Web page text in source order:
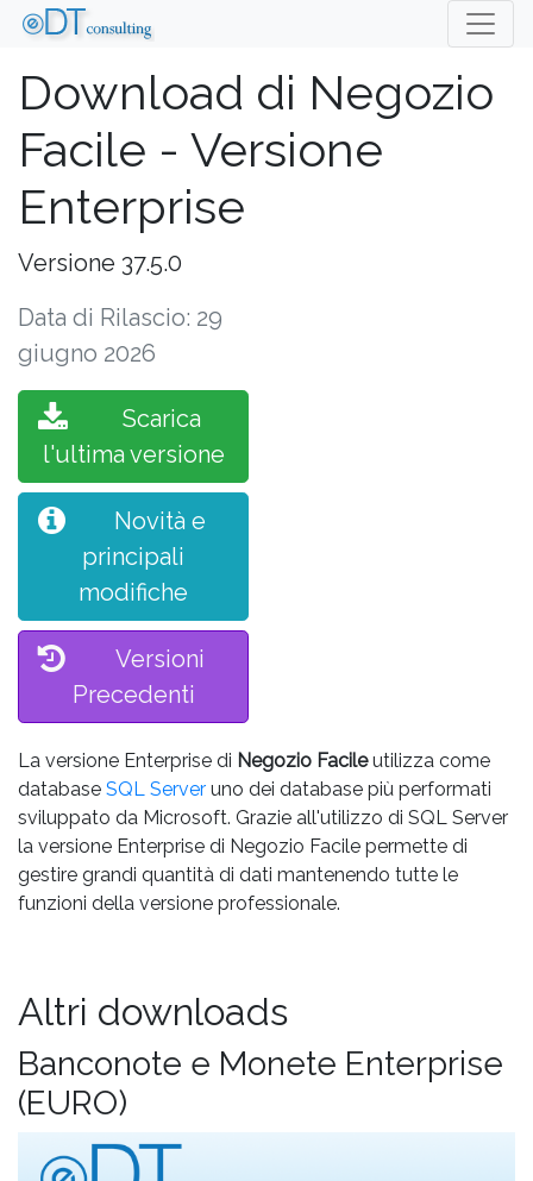
Download di Negozio
Facile - Versione
Enterprise
Versione 37.5.0
Data di Rilascio: 29
giugno 2026
Scarica
l'ultima versione
Novità e
principali
modifiche
Versioni
Precedenti
La versione Enterprise di Negozio Facileutilizza come
database SQL Server uno dei database più performati
sviluppato da Microsoft. Grazie all'utilizzo di SQL Server
la versione Enterprise di Negozio Facile permette di
gestire grandi quantità di dati mantenendo tutte le
funzioni della versione professionale.
Altri downloads
Banconote e Monete Enterprise
(EURO)